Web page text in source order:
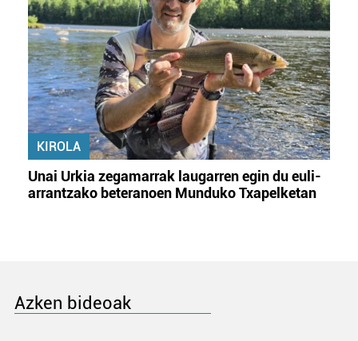
KIROLA
Unai Urkia zegamarrak laugarren egin du euli-
arrantzako beteranoen Munduko Txapelketan
Azken bideoak